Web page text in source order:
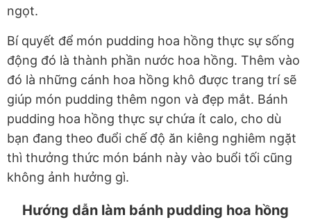
ngọt.
Bí quyết để món pudding hoa hồng thực sự sống
động đó là thành phần nước hoa hồng. Thêm vào
đó là những cánh hoa hồng khô được trang trí sẽ
giúp món pudding thêm ngon và đẹp mắt. Bánh
pudding hoa hồng thực sự chứa ít calo, cho dù
bạn đang theo đuổi chế độ ăn kiêng nghiêm ngặt
thì thưởng thức món bánh này vào buổi tối cũng
không ảnh hưởng gì.
Hướng dẫn làm bánh pudding hoa hồng